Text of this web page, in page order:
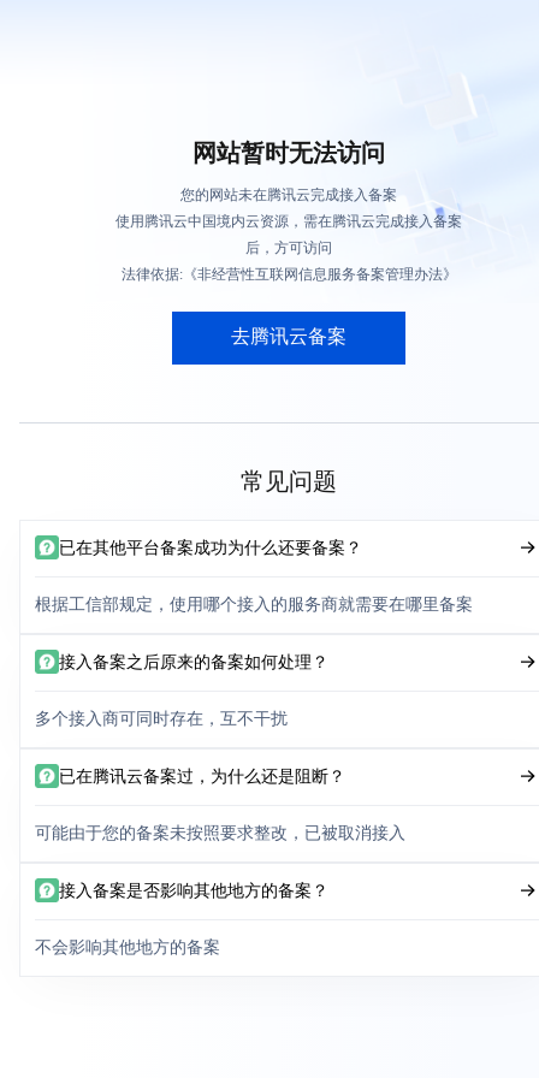
网站暂时无法访问
您的网站未在腾讯云完成接入备案
使用腾讯云中国境内云资源，需在腾讯云完成接入备案
后，方可访问
法律依据:《非经营性互联网信息服务备案管理办法》
去腾讯云备案
常见问题
已在其他平台备案成功为什么还要备案？
根据工信部规定，使用哪个接入的服务商就需要在哪里备案
接入备案之后原来的备案如何处理？
多个接入商可同时存在，互不干扰
已在腾讯云备案过，为什么还是阻断？
可能由于您的备案未按照要求整改，已被取消接入
接入备案是否影响其他地方的备案？
不会影响其他地方的备案